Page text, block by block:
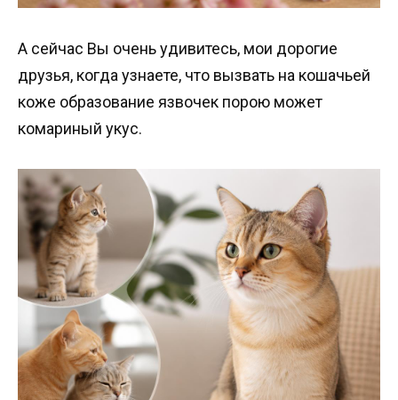
А сейчас Вы очень удивитесь, мои дорогие
друзья, когда узнаете, что вызвать на кошачьей
коже образование язвочек порою может
комариный укус.